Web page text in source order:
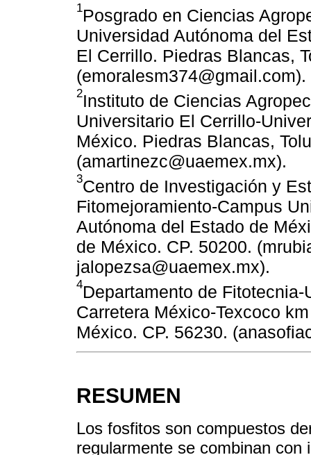
1Posgrado en Ciencias
Universidad Autónoma del
El Cerrillo. Piedras Blancas,
(emoralesm374@gmail.com).
2Instituto de Ciencias
Universitario El Cerrillo-
México. Piedras Blancas,
(amartinezc@uaemex.mx).
3Centro de Investigación y
Fitomejoramiento-Campus
Autónoma del Estado de
de México. CP. 50200.
jalopezsa@uaemex.mx).
4Departamento de
Carretera México-Texcoco
México. CP. 56230.
RESUMEN
Los fosfitos son compuestos
regularmente se combinan